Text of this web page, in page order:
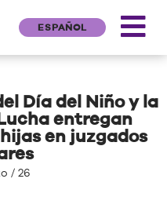
ESPAÑOL
Día del Niño y la
entregan
en juzgados
/ 26